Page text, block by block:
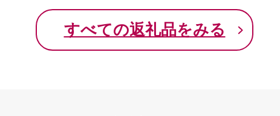
すべての返礼品をみる